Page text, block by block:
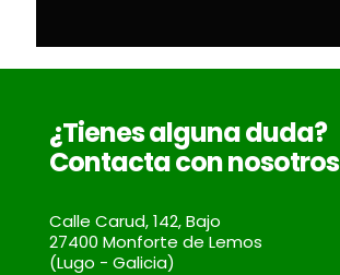
¿Tienes alguna duda?
Contacta con nosotros
Calle Carud, 142, Bajo
27400 Monforte de Lemos
(Lugo - Galicia)